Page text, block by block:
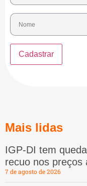
Mais lidas
IGP-DI tem
recuo nos preços
7 de agosto de 2026